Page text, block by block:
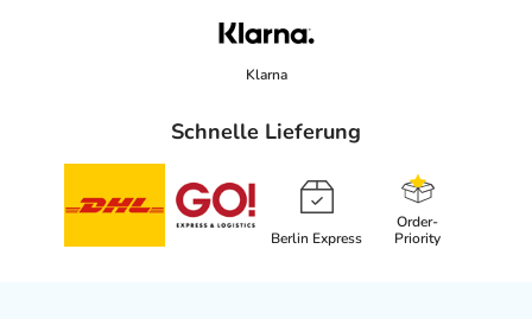
Klarna
Schnelle Lieferung
Berlin Express
Order-
Priority